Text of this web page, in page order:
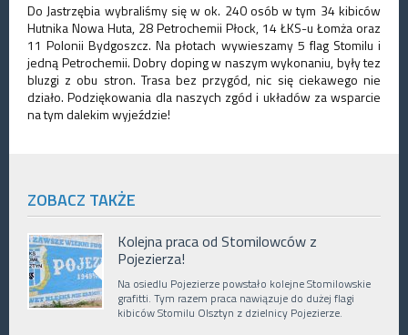
Do Jastrzębia wybraliśmy się w ok. 240 osób w tym 34 kibiców
Hutnika Nowa Huta, 28 Petrochemii Płock, 14 ŁKS-u Łomża oraz
11 Polonii Bydgoszcz. Na płotach wywieszamy 5 flag Stomilu i
jedną Petrochemii. Dobry doping w naszym wykonaniu, były tez
bluzgi z obu stron. Trasa bez przygód, nic się ciekawego nie
działo. Podziękowania dla naszych zgód i układów za wsparcie
na tym dalekim wyjeździe!
ZOBACZ TAKŻE
Kolejna praca od Stomilowców z
Pojezierza!
Na osiedlu Pojezierze powstało kolejne Stomilowskie
grafitti. Tym razem praca nawiązuje do dużej flagi
kibiców Stomilu Olsztyn z dzielnicy Pojezierze.